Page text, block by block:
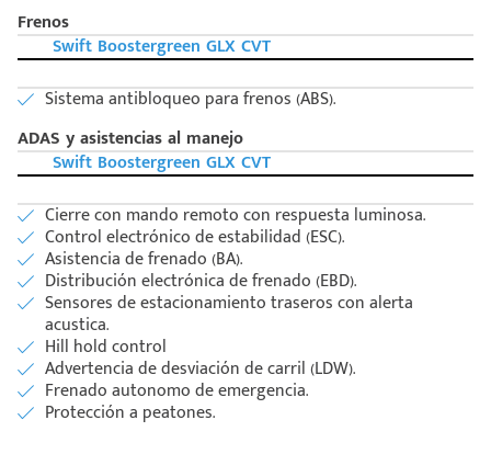
Frenos
Swift Boostergreen GLX CVT
Sistema antibloqueo para frenos (ABS).
ADAS y asistencias al manejo
Swift Boostergreen GLX CVT
Cierre con mando remoto con respuesta luminosa.
Control electrónico de estabilidad (ESC).
Asistencia de frenado (BA).
Distribución electrónica de frenado (EBD).
Sensores de estacionamiento traseros con alerta
acustica.
Hill hold control
Advertencia de desviación de carril (LDW).
Frenado autonomo de emergencia.
Protección a peatones.